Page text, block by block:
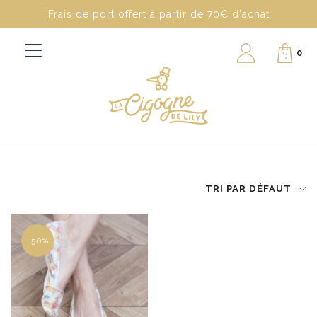
Frais de port offert à partir de 70€ d'achat
0
TRI PAR DÉFAUT
-50%